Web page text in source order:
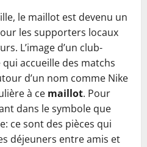
le maillot est devenu un
les supporters locaux
L’image d’un club-
accueille des matchs
d’un nom comme Nike
à ce maillot. Pour
dans le symbole que
ce sont des pièces qui
déjeuners entre amis et